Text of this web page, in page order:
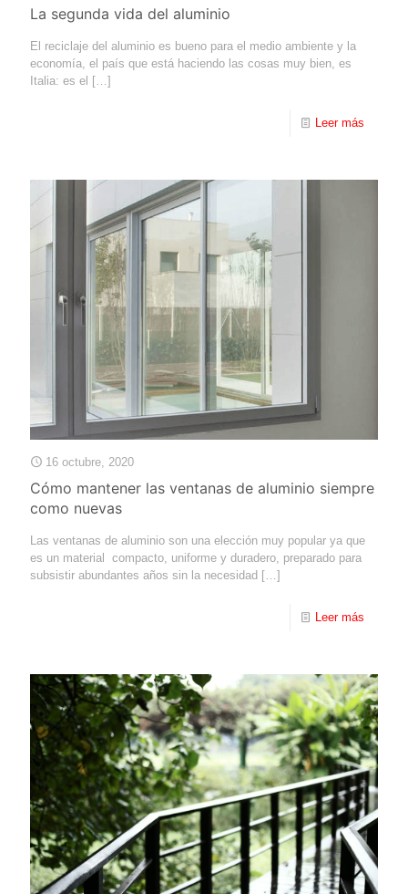
La segunda vida del aluminio
El reciclaje del aluminio es bueno para el medio ambiente y la
economía, el país que está haciendo las cosas muy bien, es
Italia: es el […]
Leer más
16 octubre, 2020
Cómo mantener las ventanas de aluminio siempre
como nuevas
Las ventanas de aluminio son una elección muy popular ya que
es un material compacto, uniforme y duradero, preparado para
subsistir abundantes años sin la necesidad […]
Leer más